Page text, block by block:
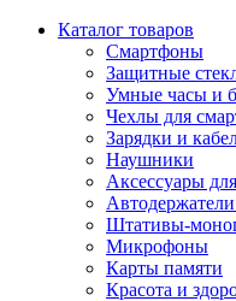
Каталог товаров
Смартфоны
Защитные
Умные часы и
Чехлы для
Зарядки и
Наушники
Аксессуары
Штативы-
Микрофоны
Карты памяти
Красота и